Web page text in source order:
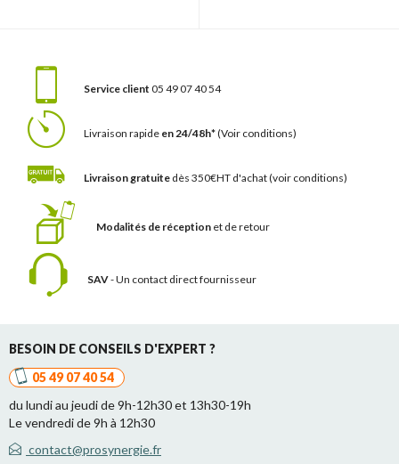
Service client 05 49 07 40 54
Livraison rapide en 24/48h*(Voir conditions)
Livraison gratuite dès 350€HT d'achat(voir conditions)
Modalités de réception et de retour
SAV- Un contact direct fournisseur
BESOIN DE CONSEILS D'EXPERT ?
05 49 07 40 54
du lundi au jeudi de 9h-12h30 et 13h30-19h
Le vendredi de 9h à 12h30
contact@prosynergie.fr